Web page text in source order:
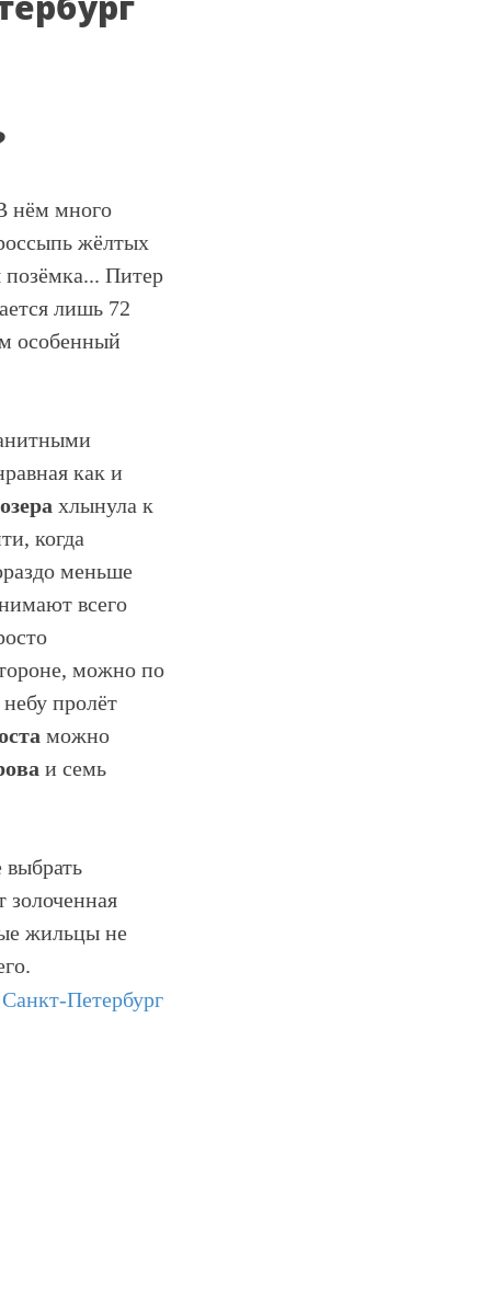
нём много
жёлтых
позёмка... Питер
лишь 72
особенный
как и
хлынула к
когда
меньше
всего
можно по
пролёт
можно
и семь
жильцы не
Санкт-Петербург